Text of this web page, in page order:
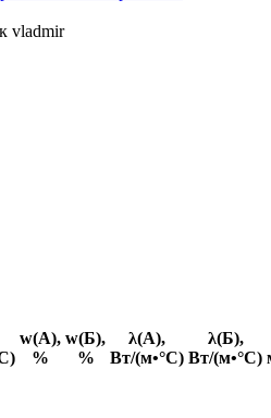
vladmir
w(А),
%
w(Б),
%
λ(А),
Вт/(м•°С)
λ(Б),
Вт/(м•°С)